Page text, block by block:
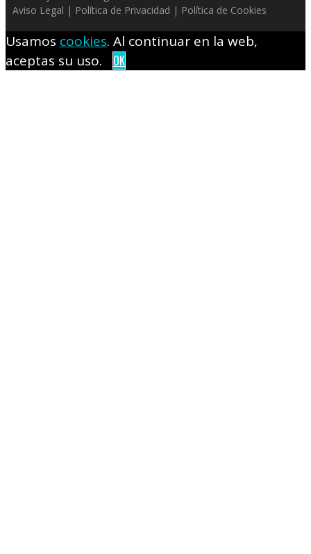
Aviso Legal | Política de Privacidad | Política de Cookies
Usamos cookies. Al continuar en la web,
aceptas su uso.
OK